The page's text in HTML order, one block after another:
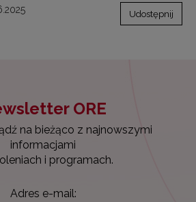
Udostępnij
ORE
na bieżąco z najnowszymi
informacjami
i programach.
Adres e-mail: